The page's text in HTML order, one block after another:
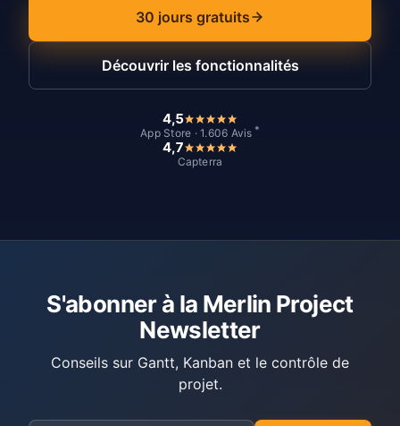
30 jours gratuits
Découvrir les fonctionnalités
4,5
App Store · 1.606 Avis *
4,7
Capterra
S'abonner à la Merlin Project
Newsletter
Conseils sur Gantt, Kanban et le contrôle de
projet.